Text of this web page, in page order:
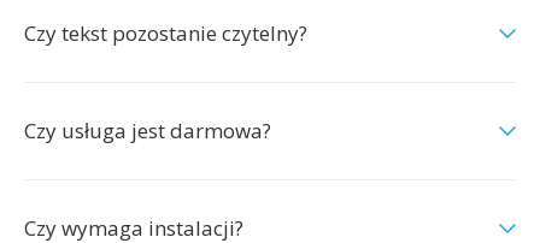
Czy tekst pozostanie czytelny?
Czy usługa jest darmowa?
Czy wymaga instalacji?